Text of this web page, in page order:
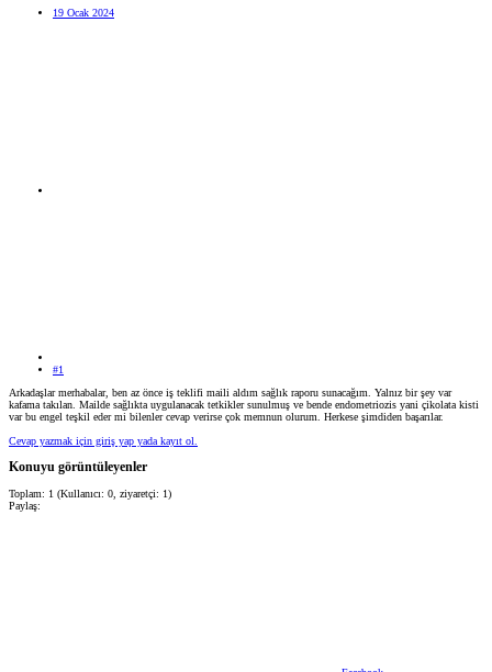
19 Ocak 2024
#1
Arkadaşlar merhabalar, ben az önce iş teklifi maili aldım sağlık raporu sunacağım. Yalnız bir şey var
kafama takılan. Mailde sağlıkta uygulanacak tetkikler sunulmuş ve bende endometriozis yani çikolata kisti
var bu engel teşkil eder mi bilenler cevap verirse çok memnun olurum. Herkese şimdiden başarılar.
Cevap yazmak için giriş yap yada kayıt ol.
Konuyu görüntüleyenler
Toplam: 1 (Kullanıcı: 0, ziyaretçi: 1)
Paylaş: